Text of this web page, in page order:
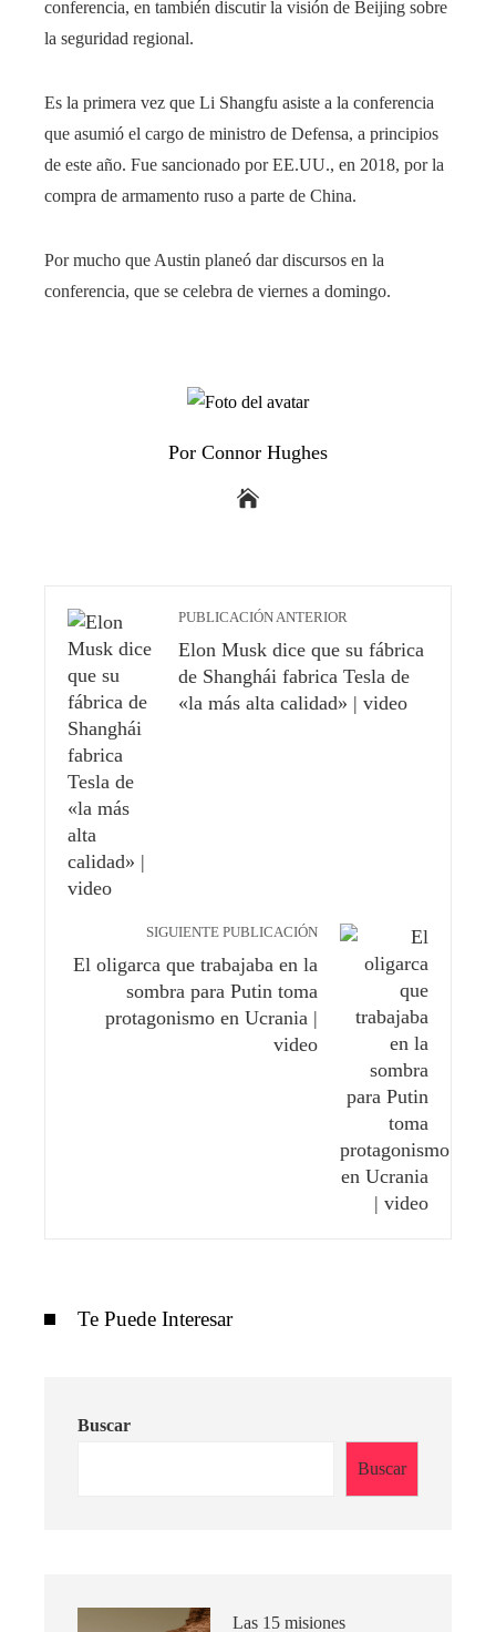
conferencia, en también discutir la visión de Beijing sobre
la seguridad regional.
Es la primera vez que Li Shangfu asiste a la conferencia
que asumió el cargo de ministro de Defensa, a principios
de este año. Fue sancionado por EE.UU., en 2018, por la
compra de armamento ruso a parte de China.
Por mucho que Austin planeó dar discursos en la
conferencia, que se celebra de viernes a domingo.
Por Connor Hughes
PUBLICACIÓN ANTERIOR
Elon Musk dice que su fábrica
de Shanghái fabrica Tesla de
«la más alta calidad» | video
SIGUIENTE PUBLICACIÓN
El oligarca que trabajaba en la
sombra para Putin toma
protagonismo en Ucrania |
video
Te Puede Interesar
Buscar
Buscar
Las 15 misiones